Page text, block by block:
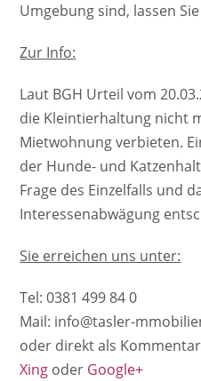
Umgebung sind, lassen
Zur Info:
Laut BGH Urteil vom
die Kleintierhaltung nicht
Mietwohnung verbieten.
der Hunde- und
Frage des Einzelfalls und
Interessenabwägung
Sie erreichen uns unter:
Tel: 0381 499 84 0
Mail: info@tasler-
oder direkt als
Xing oder Google+